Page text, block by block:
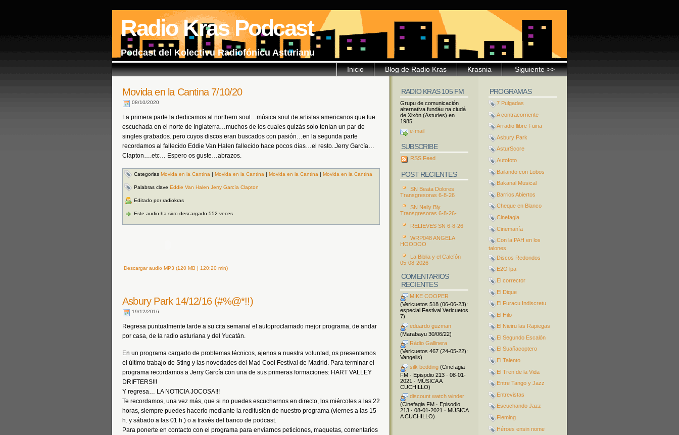
Radio Kras Podcast
Podcast del Kolectivu Radiofónicu Asturianu
Siguiente >>
Krasnia
Blog de Radio Kras
Inicio
Movida en la Cantina 7/10/20
08/10/2020
La primera parte la dedicamos al northern soul…música soul de artistas americanos que fue
escuchada en el norte de Inglaterra…muchos de los cuales quizás solo tenían un par de
singles grabados..pero cuyos discos eran buscados con pasión…en la segunda parte
recordamos al fallecido Eddie Van Halen fallecido hace pocos días…el resto..Jerry García…
Clapton….etc… Espero os guste…abrazos.
Categorias Movida en la Cantina | Movida en la Cantina | Movida en la Cantina | Movida en la Cantina
Palabras clave Eddie Van Halen Jerry García Clapton
Editado por radiokras
Este audio ha sido descargado 552 veces
Descargar audio MP3 (120 MB | 120:20 min)
Asbury Park 14/12/16 (#%@*!!)
19/12/2016
Regresa puntualmente tarde a su cita semanal el autoproclamado mejor programa, de andar
por casa, de la radio asturiana y del Yucatán.
En un programa cargado de problemas técnicos, ajenos a nuestra voluntad, os presentamos
el último trabajo de Sting y las novedades del Mad Cool Festival de Madrid. Para terminar el
programa recordamos a Jerry García con una de sus primeras formaciones: HART VALLEY
DRIFTERS!!!
Y regresa… LA NOTICIA JOCOSA!!!
Te recordamos, una vez más, que si no puedes escucharnos en directo, los miércoles a las 22
horas, siempre puedes hacerlo mediante la redifusión de nuestro programa (viernes a las 15
h. y sábado a las 01 h.) o a través del banco de podcast.
Para ponerte en contacto con el programa para enviarnos peticiones, maquetas, comentarios
PROGRAMAS
7 Pulgadas
A contracorriente
Arradio llibre Fuina
Asbury Park
AsturScore
Autofoto
Bailando con Lobos
Bakanal Musical
Barrios Abiertos
Cheque en Blanco
Cinefagia
Cinemanía
Con la PAH en los
talones
Discos Redondos
E2O lpa
El corrector
El Dique
El Furacu Indiscretu
El Hilo
El Nieiru las Rapiegas
El Segundo Escalón
El Suañacoptero
El Talento
El Tren de la Vida
Entre Tango y Jazz
Entrevistas
Escuchando Jazz
Fleming
Héroes ensin nome
RADIO KRAS 105 FM
Grupu de comunicación
alternativa fundáu na ciudá
de Xixón (Asturies) en
1985.
e-mail
SUBSCRIBE
RSS Feed
POST RECIENTES
SN Beata Dolores
Transgresoras 6-8-26
SN Nelly Bly
Transgresoras 6-8-26-
RELIEVES SN 6-8-26
WRP048 ANGELA
HOODOO
La Biblia y el Calefón
05-08-2026
COMENTARIOS
RECIENTES
MIKE COOPER
(Vericuetos 518 (06-06-23):
especial Festival Vericuetos
7)
eduardo guzman
(Marabayu 30/06/22)
Ràdio Gallinera
(Vericuetos 467 (24-05-22):
Vangelis)
silk bedding (Cinefagia
FM · Episodio 213 · 08-01-
2021 · MÚSICA A
CUCHILLO)
discount watch winder
(Cinefagia FM · Episodio
213 · 08-01-2021 · MÚSICA
A CUCHILLO)